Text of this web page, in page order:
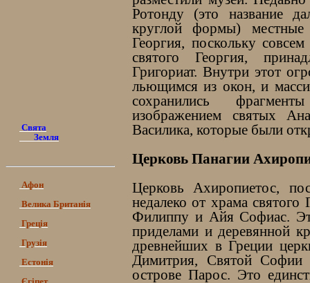
Свята
Земля
Афон
Велика Британія
Греція
Грузія
Естонія
Ротонду (это название
круглой формы) местные
Георгия, поскольку
святого Георгия,
Григориат. Внутри этот
льющимся из окон, и
сохранились
изображением святых
Василика, которые были
Церковь Панагии
Церковь Ахиропиетос,
недалеко от храма
Филиппу и Айя Софиас.
приделами и деревянной
древнейших в Греции
Димитрия, Святой Софии
острове Парос. Это